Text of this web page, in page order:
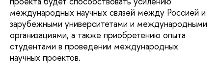
международных научных связей между Россией и
зарубежными университетами и международными
организациями, а также приобретению опыта
студентами в проведении международных
научных проектов.